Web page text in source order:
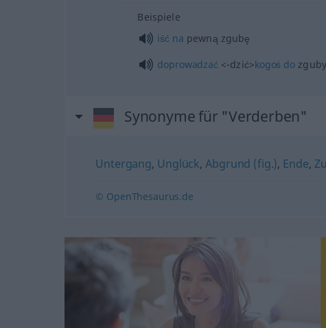
Beispiele
iść na pewną zgubę
doprowadzać<-dzić>kogoś do zguby
Synonyme für "Verderben"
Untergang, Unglück,Abgrund (fig.), Ende,
© OpenThesaurus.de